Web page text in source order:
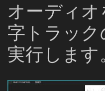
オーディ
字トラック
実行します